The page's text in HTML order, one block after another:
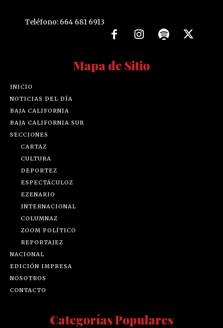
Teléfono: 664 681 6913
Mapa de Sitio
INICIO
NOTICIAS DEL DÍA
BAJA CALIFORNIA
BAJA CALIFORNIA SUR
SECCIONES
CARTAZ
CULTURA
DEPORTEZ
ESPECTÁCULOZ
EZENARIO
INTERNACIONAL
COLUMNAZ
ZOOM POLÍTICO
REPORTAJEZ
NACIONAL
EDICIÓN IMPRESA
NOSOTROS
CONTACTO
Categorías Populares